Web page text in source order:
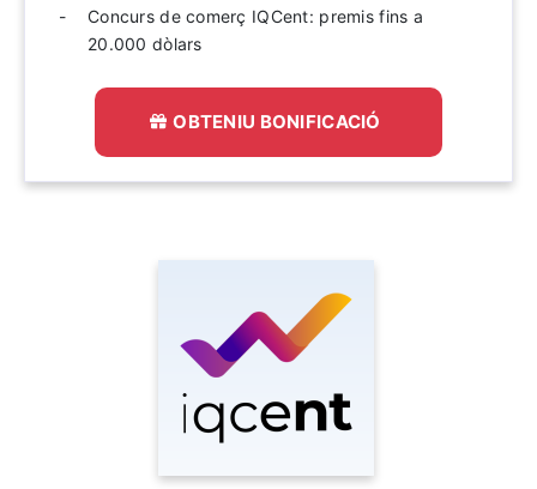
Concurs de comerç IQCent: premis fins a
20.000 dòlars
OBTENIU BONIFICACIÓ